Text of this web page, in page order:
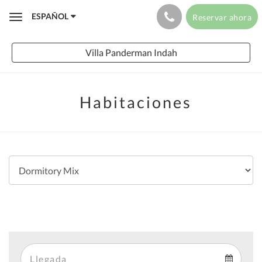
ToggleESPAÑOL Reservar ahora
Villa Panderman Indah
Habitaciones